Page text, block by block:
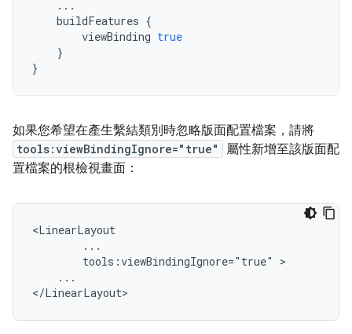
...
buildFeatures {
viewBinding true
}
}
如果您希望在產生繫結類別時忽略版面配置檔案，請將
tools:viewBindingIgnore="true"
屬性新增至該版面配
置檔案的根檢視畫面：
tools:viewBindingIgnore="true"
...